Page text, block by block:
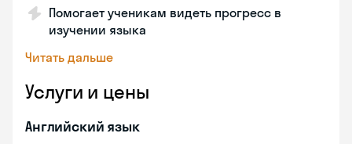
Помогает ученикам видеть прогресс в
изучении языка
Читать дальше
Услуги и цены
Английский язык